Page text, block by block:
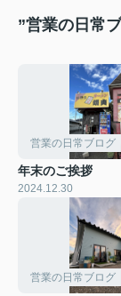
”営業の日常
営業の日常ブログ
年末のご挨拶
2024.12.30
営業の日常ブログ